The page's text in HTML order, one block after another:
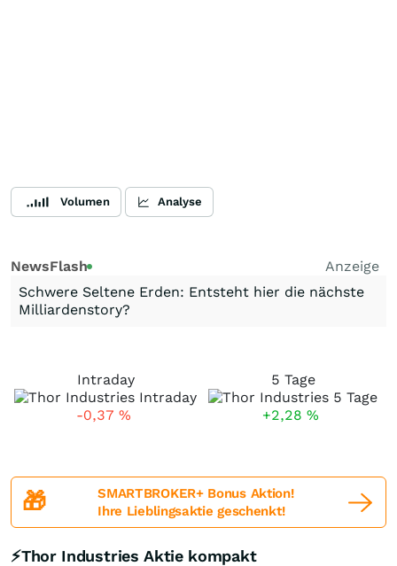
Volumen Analyse
NewsFlash
Anzeige
Schwere Seltene Erden: Entsteht hier die nächste
Milliardenstory?
Intraday
-0,37 %
5 Tage
+2,28 %
🎁
SMARTBROKER+ Bonus Aktion!
Ihre Lieblingsaktie geschenkt!
⚡Thor Industries Aktie kompakt